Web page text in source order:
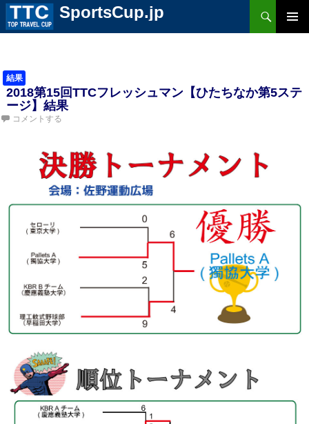
SportsCup.jp
検
ン
コ
ン
へ
ス
キ
ッ
結果
2018第15回TTCフレッシュマン【ひたちなか第5ステ
ージ】結果
コメントする